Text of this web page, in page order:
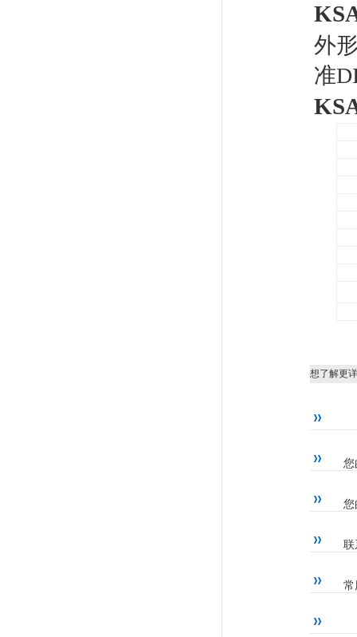
外
准
想了解更
您
您
联
常